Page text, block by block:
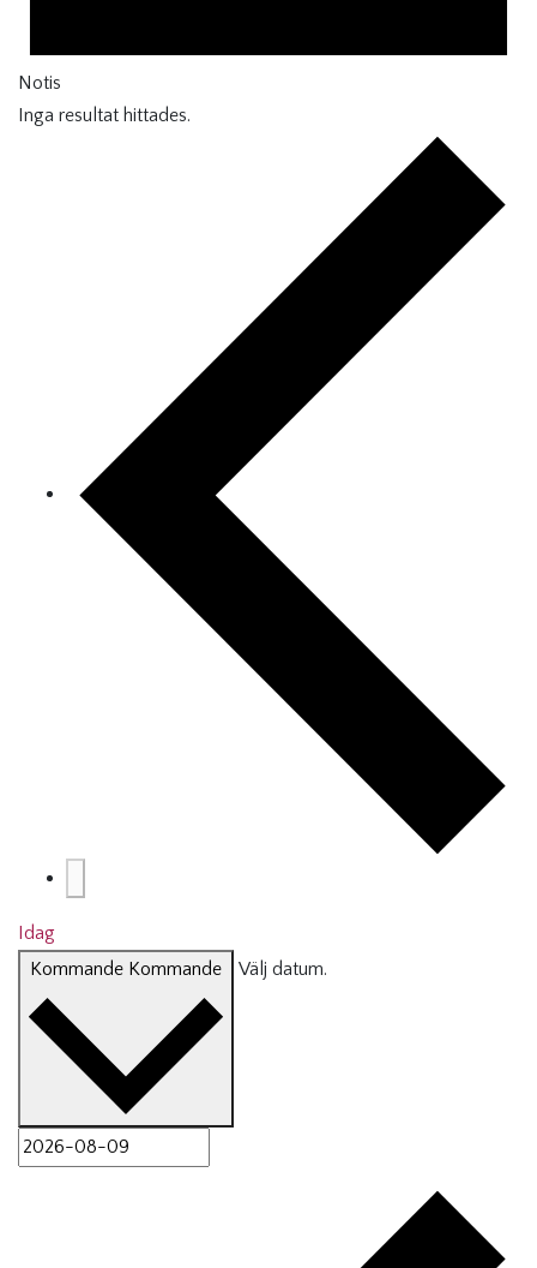
Notis
Inga resultat hittades.
Idag
Kommande Kommande Välj datum.